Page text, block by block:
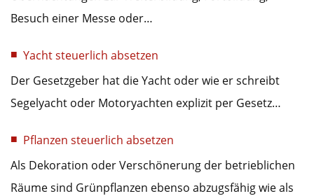
Besuch einer Messe oder…
Yacht steuerlich absetzen
Der Gesetzgeber hat die Yacht oder wie er schreibt
Segelyacht oder Motoryachten explizit per Gesetz…
Pflanzen steuerlich absetzen
Als Dekoration oder Verschönerung der betrieblichen
Räume sind Grünpflanzen ebenso abzugsfähig wie als